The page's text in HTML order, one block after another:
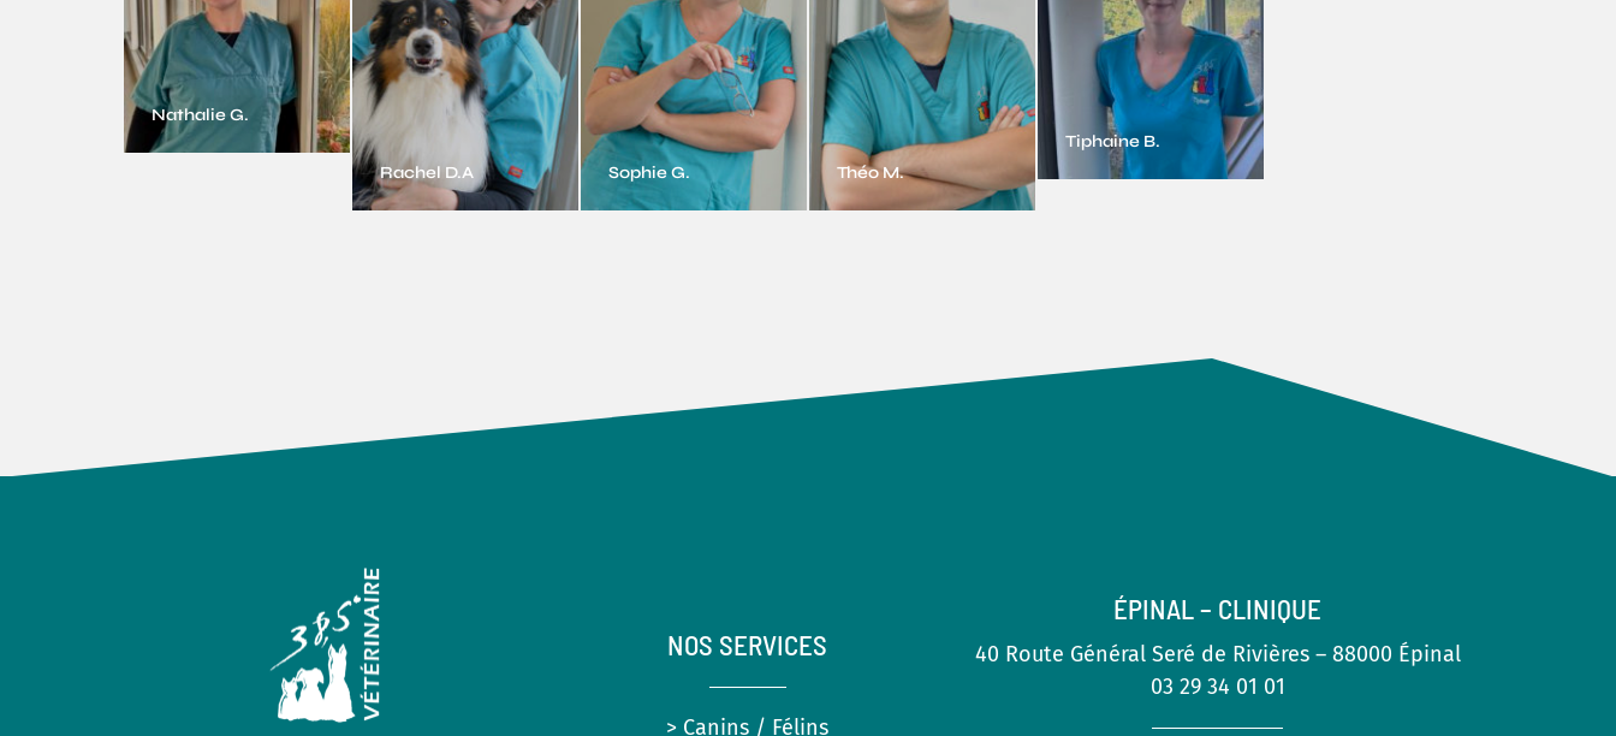
Nathalie G.
Rachel D.A Sophie G. Théo M.
Tiphaine B.
NOS SERVICES
> Canins / Félins
ÉPINAL – CLINIQUE
40 Route Général Seré de Rivières – 88000 Épinal
03 29 34 01 01